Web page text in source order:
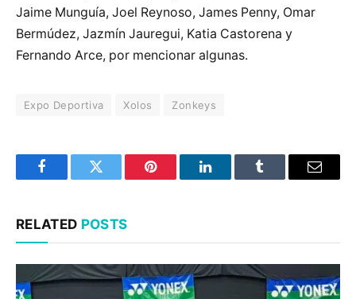
Jaime Munguía, Joel Reynoso, James Penny, Omar
Bermúdez, Jazmín Jauregui, Katia Castorena y
Fernando Arce, por mencionar algunas.
Expo Deportiva Xolos Zonkeys
FacebookTwitter Pinterest LinkedInTumblr Email
RELATED POSTS